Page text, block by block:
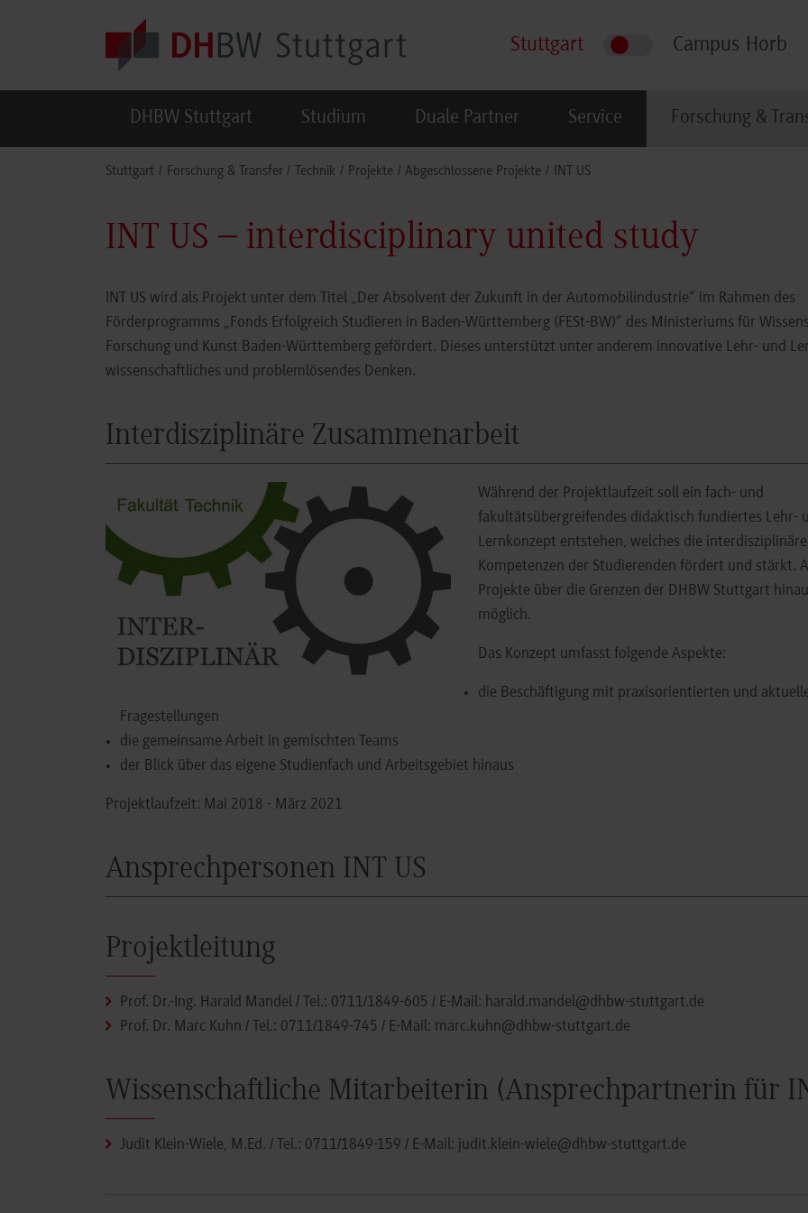
Stuttgart Campus Horb
DHBW Stuttgart Studium Duale Partner Service Forschung &
Stuttgart Forschung & Transfer Technik Projekte Abgeschlossene Projekte INT US
INT US – interdisciplinary united study
INT US wird als Projekt unter dem Titel „Der Absolvent der Zukunft in der Automobilindustrie“ im Rahmen des
Förderprogramms „Fonds Erfolgreich Studieren in Baden-Württemberg (FESt-BW)“ des Ministeriums für
Forschung und Kunst Baden-Württemberg gefördert. Dieses unterstützt unter anderem innovative Lehr- und
wissenschaftliches und problemlösendes Denken.
Interdisziplinäre Zusammenarbeit
Während der Projektlaufzeit soll ein fach- und
fakultätsübergreifendes didaktisch fundiertes Lehr-
Lernkonzept entstehen, welches die
Kompetenzen der Studierenden fördert und stärkt.
Projekte über die Grenzen der DHBW Stuttgart
möglich.
Das Konzept umfasst folgende Aspekte:
die Beschäftigung mit praxisorientierten und
Fragestellungen
die gemeinsame Arbeit in gemischten Teams
der Blick über das eigene Studienfach und Arbeitsgebiet hinaus
Projektlaufzeit: Mai 2018 - März 2021
Ansprechpersonen INT US
Projektleitung
Prof. Dr.-Ing. Harald Mandel / Tel.: 0711/1849-605 / E-Mail: harald.mandel@dhbw-stuttgart.de
Prof. Dr. Marc Kuhn / Tel.: 0711/1849-745 / E-Mail: marc.kuhn@dhbw-stuttgart.de
Wissenschaftliche Mitarbeiterin (Ansprechpartnerin für
Judit Klein-Wiele, M.Ed. / Tel.: 0711/1849-159 / E-Mail: judit.klein-wiele@dhbw-stuttgart.de